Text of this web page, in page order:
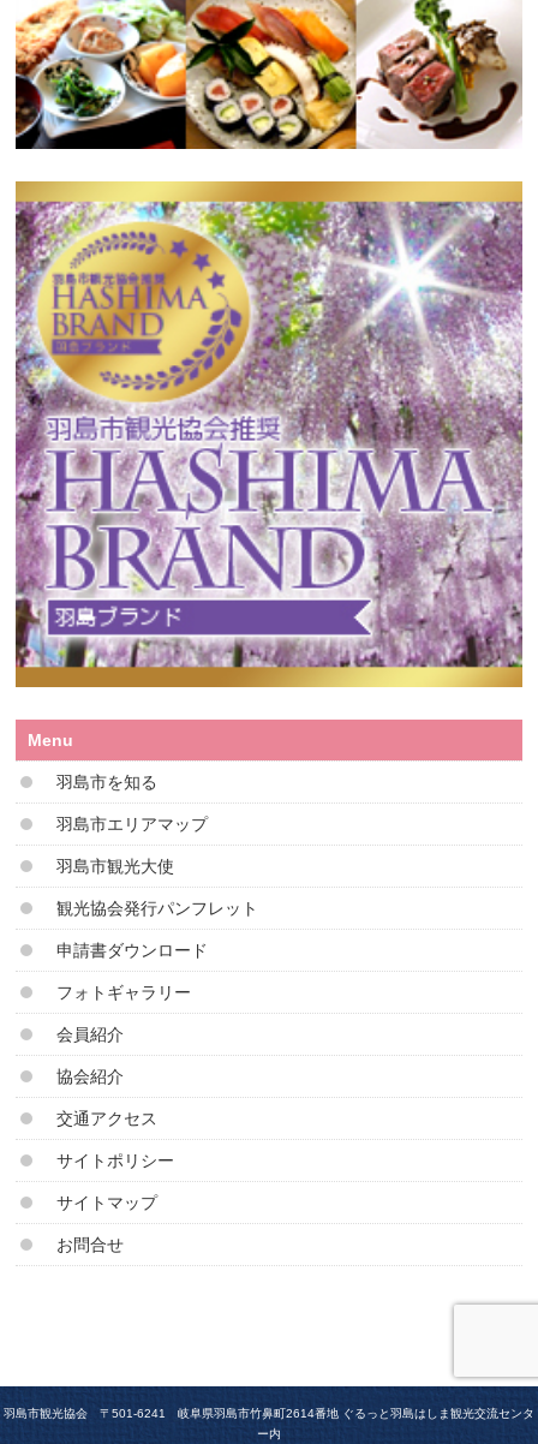
Menu
羽島市を知る
羽島市エリアマップ
羽島市観光大使
観光協会発行パンフレット
申請書ダウンロード
フォトギャラリー
会員紹介
協会紹介
交通アクセス
サイトポリシー
サイトマップ
お問合せ
羽島市観光協会 〒501-6241 岐阜県羽島市竹鼻町2614番地 ぐるっと羽島はしま観光交流センタ
ー内